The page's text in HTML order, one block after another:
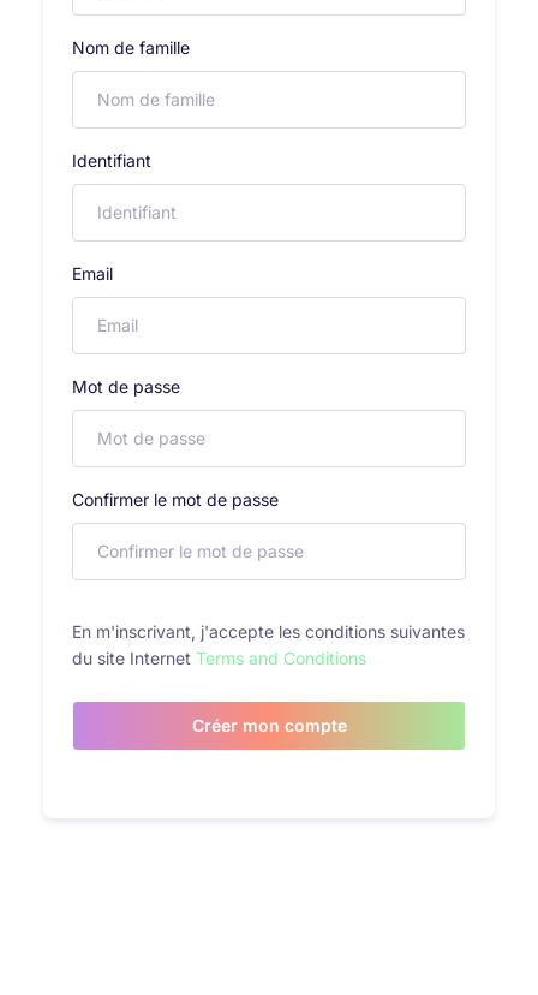
Nom de famille
Identifiant
Email
Mot de passe
Confirmer le mot de passe
En m'inscrivant, j'accepte les conditions suivantes
du site Internet Terms and Conditions
Créer mon compte